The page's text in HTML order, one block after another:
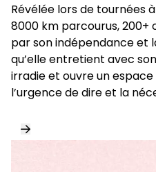
Révélée lors de tournées
8000 km parcourus, 200+
par son indépendance et
qu’elle entretient avec
irradie et ouvre un
l’urgence de dire et la